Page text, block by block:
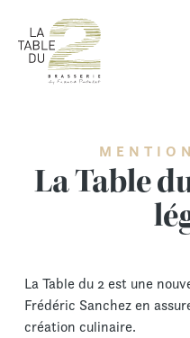
content
La Table
La Table du 2 est une
Frédéric Sanchez en
création culinaire.